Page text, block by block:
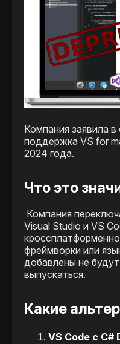
Компания заявила в
поддержка VS for
2024 года.
Что это
Компания
Visual Studio и VS
фреймворки или
добавлены не
выпускаться.
Какие
VS Code с C#